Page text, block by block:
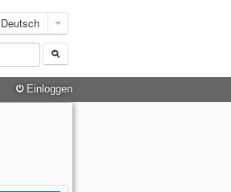
Deutsch
Einloggen